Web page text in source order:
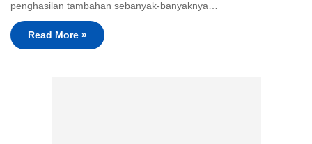
penghasilan tambahan sebanyak-banyaknya…
Read More »